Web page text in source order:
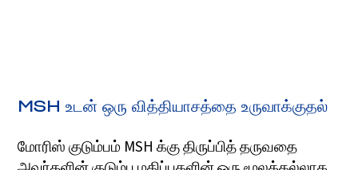
MSH உடன் ஒரு வித்தியாசத்தை உருவாக்குதல்
மோரிஸ் குடும்பம் MSH க்கு திருப்பித் தருவதை